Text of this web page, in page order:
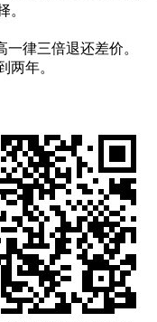
。
律三倍退还差价。
年。